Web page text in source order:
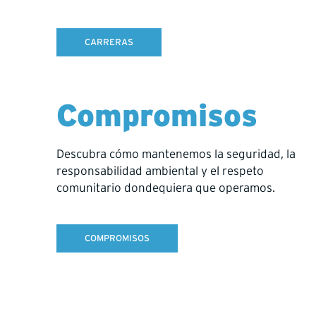
CARRERAS
Compromisos
Descubra cómo mantenemos la seguridad, la
responsabilidad ambiental y el respeto
comunitario dondequiera que operamos.
COMPROMISOS
Darien Maduke
Darien, Jesse y sus familias.
Agradecemos el apoyo continuo
actualizaciones verificadas a
Consultas de prensa:
514-770-4460